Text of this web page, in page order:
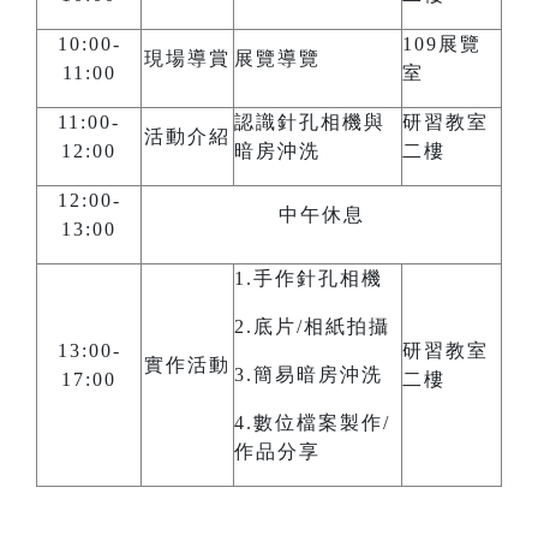
10:00-
11:00
現場導賞 展覽導覽
109展覽
室
11:00-
12:00
活動介紹
認識針孔相機與
暗房沖洗
研習教室
二樓
12:00-
13:00
中午休息
13:00-
17:00
實作活動
1.手作針孔相機
2.底片/相紙拍攝
3.簡易暗房沖洗
4.數位檔案製作/
作品分享
研習教室
二樓